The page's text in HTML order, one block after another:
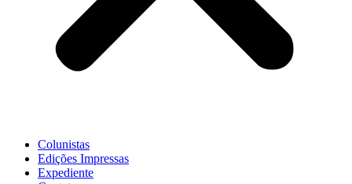
Colunistas
Edições Impressas
Expediente